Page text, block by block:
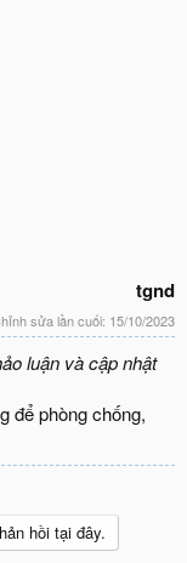
tgnd
sửa lần cuối: 15/10/2023
luận và cập nhật
để phòng chống,
hồi tại đây.